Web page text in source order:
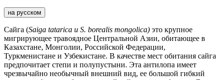
на русском
Сайга (Saiga tatarica и S. borealis mongolica) это крупное
мигрирующее травоядное Центральной Азии, обитающее в
Казахстане, Монголии, Российской Федерации,
Туркменистане и Узбекистане. В качестве мест обитания сайга
предпочитает степи и полупустыни. Эта антилопа имеет
чрезвычайно необычный внешний вид, ее большой гибкий